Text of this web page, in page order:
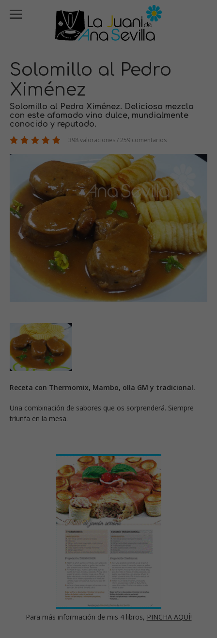
Solomillo al Pedro
Ximénez
Solomillo al Pedro Ximénez. Deliciosa mezcla
con este afamado vino dulce, mundialmente
conocido y reputado.
398 valoraciones / 259 comentarios
Receta con Thermomix, Mambo, olla GM y tradicional.
Una combinación de sabores que os sorprenderá. Siempre
triunfa en la mesa.
Para más información de mis 4 libros, PINCHA AQUÍ!